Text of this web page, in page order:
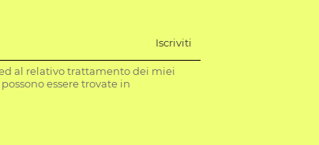
Iscriviti
al relativo trattamento dei miei
essere trovate in